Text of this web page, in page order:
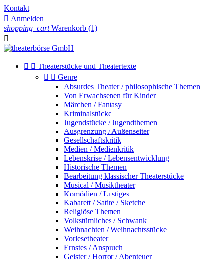
Kontakt
 Anmelden
shopping_cart Warenkorb (1)

  Theaterstücke und Theatertexte
  Genre
Absurdes Theater / philosophische Themen
Von Erwachsenen für Kinder
Märchen / Fantasy
Kriminalstücke
Jugendstücke / Jugendthemen
Ausgrenzung / Außenseiter
Gesellschaftskritik
Medien / Medienkritik
Lebenskrise / Lebensentwicklung
Historische Themen
Bearbeitung klassischer Theaterstücke
Musical / Musiktheater
Komödien / Lustiges
Kabarett / Satire / Sketche
Religiöse Themen
Volkstümliches / Schwank
Weihnachten / Weihnachtsstücke
Vorlesetheater
Ernstes / Anspruch
Geister / Horror / Abenteuer